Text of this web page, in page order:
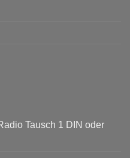
Tausch 1 DIN oder